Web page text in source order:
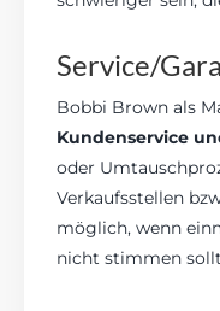
Service/
Bobbi Brown als
Kundenservice
oder
Verkaufsstellen
möglich, wenn
nicht stimmen